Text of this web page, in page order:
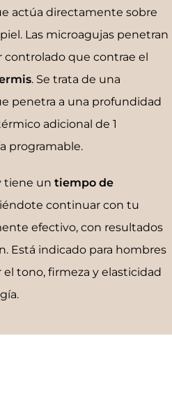
actúa directamente sobre
Las microagujas penetran
controlado que contrae el
. Se trata de una
penetra a una profundidad
adicional de 1
programable.
tiene untiempo de
continuar con tu
efectivo, con resultados
Está indicado para hombres
tono, firmeza y elasticidad